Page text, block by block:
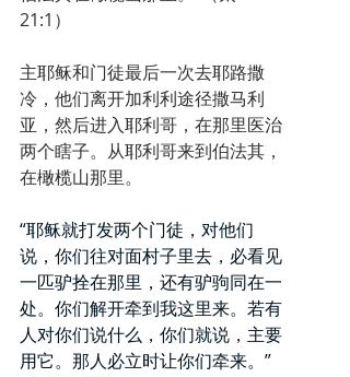
21:1）
主耶稣和门徒最后一次去耶路撒
冷，他们离开加利利途径撒马利
亚，然后进入耶利哥，在那里医治
两个瞎子。从耶利哥来到伯法其，
在橄榄山那里。
“耶稣就打发两个门徒，对他们
说，你们往对面村子里去，必看见
一匹驴拴在那里，还有驴驹同在一
处。你们解开牵到我这里来。若有
人对你们说什么，你们就说，主要
用它。那人必立时让你们牵来。”